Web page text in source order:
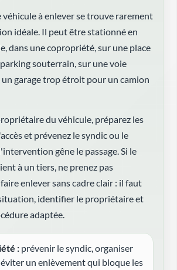
véhicule à enlever se trouve rarement
idéale. Il peut être stationné en
dans une copropriété, sur une place
souterrain, sur une voie
un garage trop étroit pour un camion
du véhicule, préparez les
et prévenez le syndic ou le
gêne le passage. Si le
à un tiers, ne prenez pas
enlever sans cadre clair : il faut
identifier le propriétaire et
adaptée.
: prévenir le syndic, organiser
éviter un enlèvement qui bloque les